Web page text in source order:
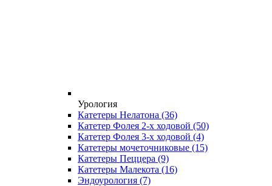
Урология
Катетеры Нелатона (36)
Катетер Фолея 2-х ходовой (50)
Катетер Фолея 3-х ходовой (4)
Катетеры мочеточниковые (15)
Катетеры Пеццера (9)
Катетеры Малекота (16)
Эндоурология (7)